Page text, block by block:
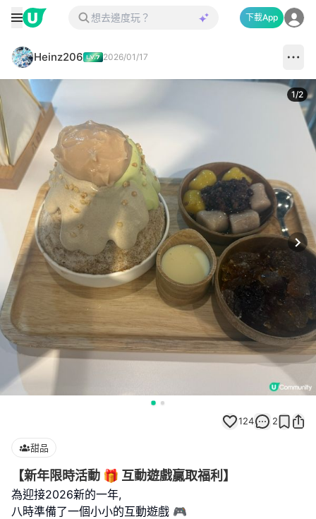
下載App
Heinz206 2026/01/17
1/2
124 2
甜品
【新年限時活動 🎁 互動遊戲贏取福利】
為迎接2026新的一年,
八時準備了一個小小的互動遊戲 🎮